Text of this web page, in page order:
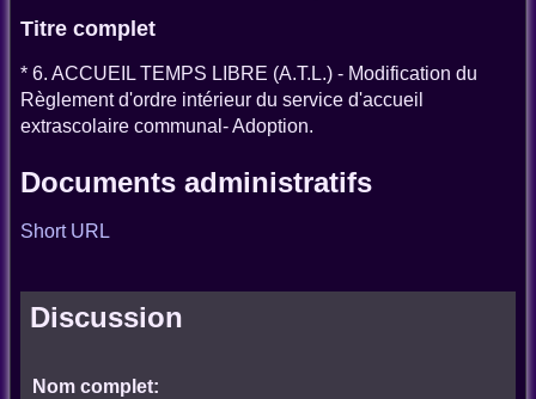
Titre complet
* 6. ACCUEIL TEMPS LIBRE (A.T.L.) - Modification du
Règlement d'ordre intérieur du service d'accueil
extrascolaire communal- Adoption.
Documents administratifs
Short URL
Discussion
Nom complet: